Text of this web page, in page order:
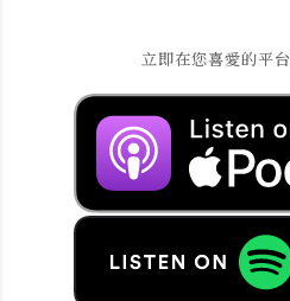
立即在您喜愛的平